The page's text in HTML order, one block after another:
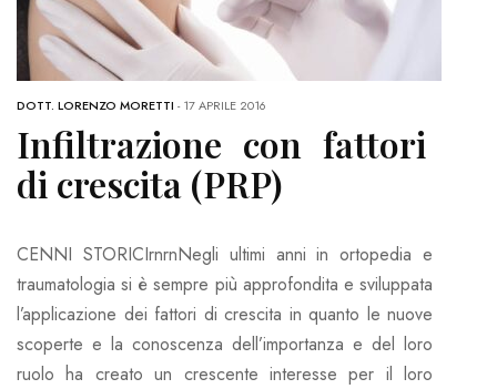
DOTT. LORENZO MORETTI -17 APRILE 2016
Infiltrazione con fattori
di crescita (PRP)
CENNI STORICIrnrnNegli ultimi anni in ortopedia e
traumatologia si è sempre più approfondita e sviluppata
l’applicazione dei fattori di crescita in quanto le nuove
scoperte e la conoscenza dell’importanza e del loro
ruolo ha creato un crescente interesse per il loro